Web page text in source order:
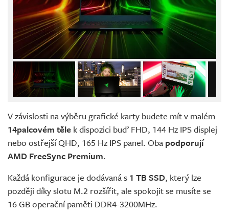
V závislosti na výběru grafické karty budete mít v malém
14palcovém těle k dispozici buď FHD, 144 Hz IPS displej
nebo ostřejší QHD, 165 Hz IPS panel. Oba podporují
AMD FreeSync Premium.
Každá konfigurace je dodávaná s 1 TB SSD, který lze
později díky slotu M.2 rozšířit, ale spokojit se musíte se
16 GB operační paměti DDR4-3200MHz.